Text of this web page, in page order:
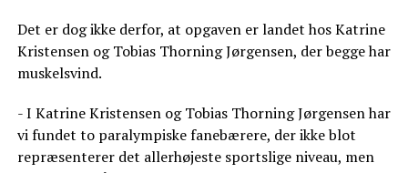
Det er dog ikke derfor, at opgaven er landet hos Katrine
Kristensen og Tobias Thorning Jørgensen, der begge har
muskelsvind.
- I Katrine Kristensen og Tobias Thorning Jørgensen har
vi fundet to paralympiske fanebærere, der ikke blot
repræsenterer det allerhøjeste sportslige niveau, men